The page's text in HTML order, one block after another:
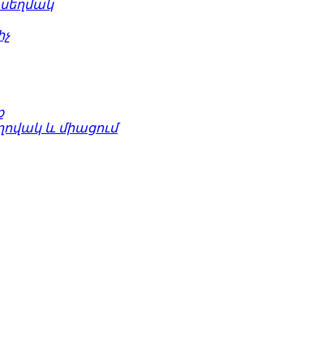
և միացում